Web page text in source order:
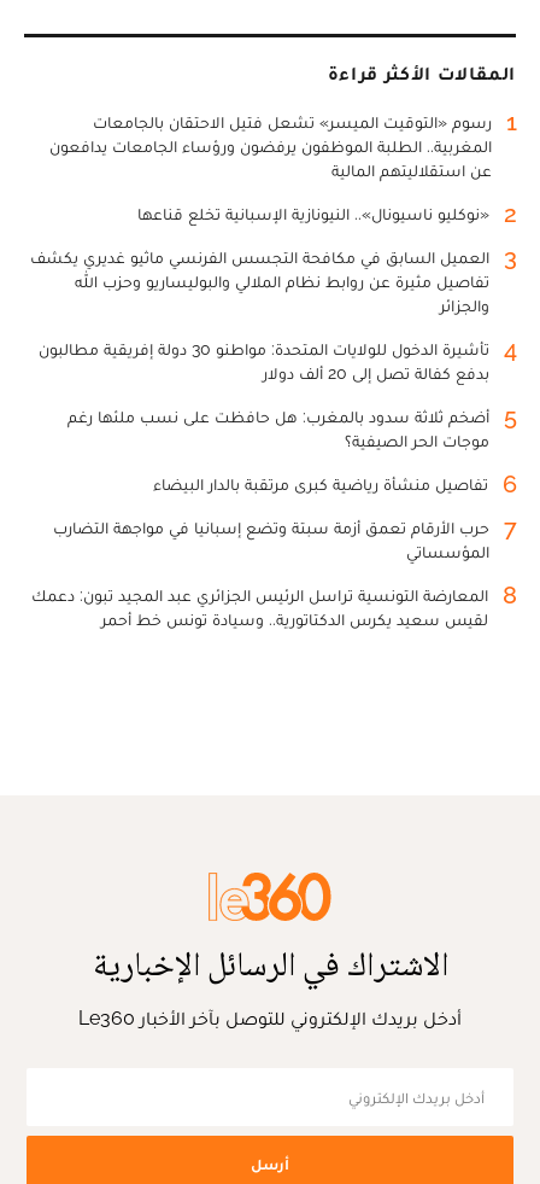
المقالات الأكثر قراءة
1
رسوم «التوقيت الميسر» تشعل فتيل الاحتقان بالجامعات
المغربية.. الطلبة الموظفون يرفضون ورؤساء الجامعات يدافعون
عن استقلاليتهم المالية
2 «نوكليو ناسيونال».. النيونازية الإسبانية تخلع قناعها
3
العميل السابق في مكافحة التجسس الفرنسي ماثيو غديري يكشف
تفاصيل مثيرة عن روابط نظام الملالي والبوليساريو وحزب الله
والجزائر
4
تأشيرة الدخول للولايات المتحدة: مواطنو 30 دولة إفريقية مطالبون
بدفع كفالة تصل إلى 20 ألف دولار
5
أضخم ثلاثة سدود بالمغرب: هل حافظت على نسب ملئها رغم
موجات الحر الصيفية؟
6 تفاصيل منشأة رياضية كبرى مرتقبة بالدار البيضاء
7
حرب الأرقام تعمق أزمة سبتة وتضع إسبانيا في مواجهة التضارب
المؤسساتي
8
المعارضة التونسية تراسل الرئيس الجزائري عبد المجيد تبون: دعمك
لقيس سعيد يكرس الدكتاتورية.. وسيادة تونس خط أحمر
الاشتراك في الرسائل الإخبارية
أدخل بريدك الإلكتروني للتوصل بآخر الأخبار Le360
أرسل